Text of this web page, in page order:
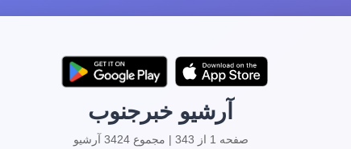
آرشیو خبرجنوب
صفحه 1 از 343 | مجموع 3424 آرشیو